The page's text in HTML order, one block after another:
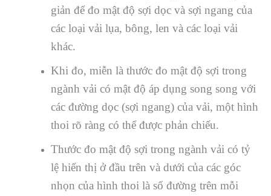
giản để đo mật độ sợi dọc và sợi ngang của
các loại vải lụa, bông, len và các loại vải
khác.
Khi đo, miễn là thước đo mật độ sợi trong
ngành vải có mật độ áp dụng song song với
các đường dọc (sợi ngang) của vải, một hình
thoi rõ ràng có thể được phản chiếu.
Thước đo mật độ sợi trong ngành vải có tỷ
lệ hiển thị ở đầu trên và dưới của các góc
nhọn của hình thoi là số đường trên mỗi